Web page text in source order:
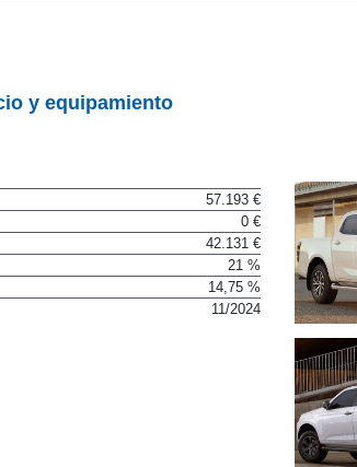
y equipamiento
57.193 €
0 €
42.131 €
21 %
14,75 %
11/2024